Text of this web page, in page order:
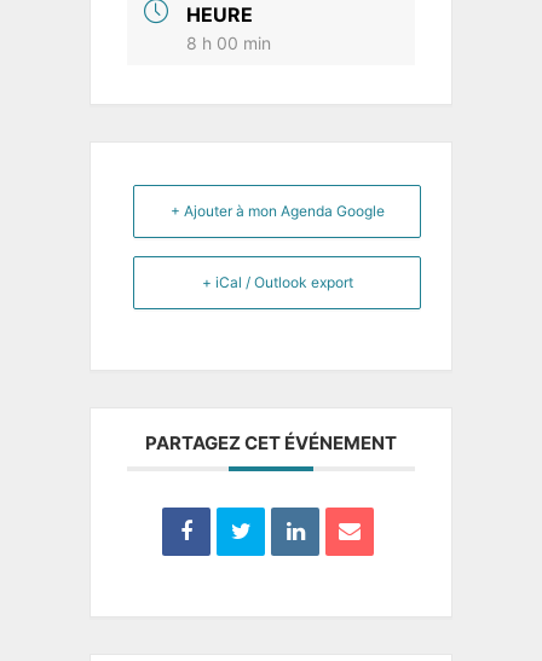
HEURE
8 h 00 min
+ Ajouter à mon Agenda Google
+ iCal / Outlook export
PARTAGEZ CET ÉVÉNEMENT